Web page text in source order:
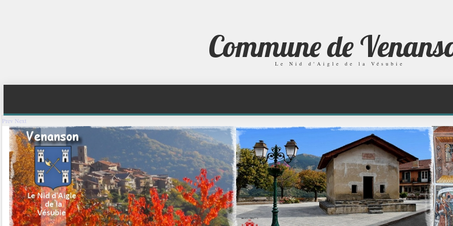
Commune de
Le Nid d'Aigle de la Vésubie
Prev Next